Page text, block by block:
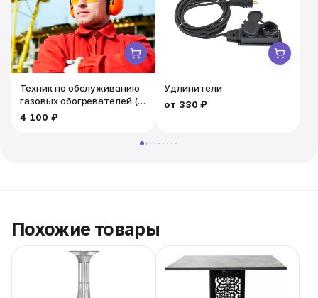
Техник по обслуживанию
газовых обогревателей (4
часа) / Дежурный
4 100 ₽
Удлинители
от 330 ₽
Похожие товары